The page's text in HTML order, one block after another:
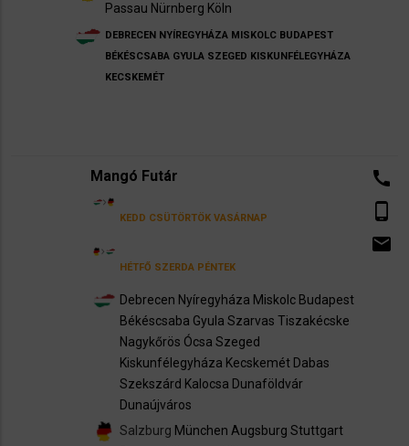
Passau Nürnberg Köln
DEBRECEN NYÍREGYHÁZA MISKOLC BUDAPEST
BÉKÉSCSABA GYULA SZEGED KISKUNFÉLEGYHÁZA
KECSKEMÉT
Mangó Futár
KEDD CSÜTÖRTÖK VASÁRNAP
HÉTFŐ SZERDA PÉNTEK
Debrecen Nyíregyháza Miskolc Budapest
Békéscsaba Gyula Szarvas Tiszakécske
Nagykőrös Ócsa Szeged
Kiskunfélegyháza Kecskemét Dabas
Szekszárd Kalocsa Dunaföldvár
Dunaújváros
Salzburg München Augsburg Stuttgart
call
phone_android
email